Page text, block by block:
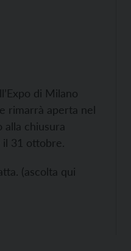
di Milano
rimarrà aperta nel
chiusura
il 31 ottobre.
(ascolta qui